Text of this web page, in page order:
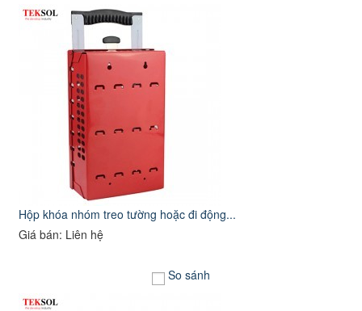
Hộp khóa nhóm treo tường hoặc đi động...
Giá bán: Liên hệ
So sánh